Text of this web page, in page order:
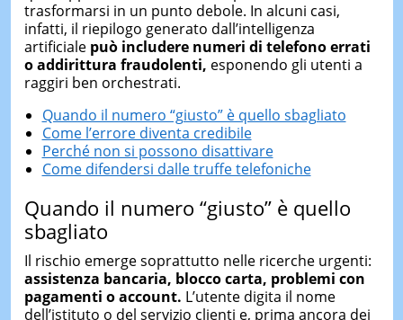
trasformarsi in un punto debole. In alcuni casi,
infatti, il riepilogo generato dall’intelligenza
artificialepuò includere numeri di telefono errati
o addirittura fraudolenti, esponendo gli utenti a
raggiri ben orchestrati.
Quando il numero “giusto” è quello sbagliato
Come l’errore diventa credibile
Perché non si possono disattivare
Come difendersi dalle truffe telefoniche
Quando il numero “giusto” è quello
sbagliato
Il rischio emerge soprattutto nelle ricerche urgenti:
assistenza bancaria, blocco carta, problemi con
pagamenti o account. L’utente digita il nome
dell’istituto o del servizio clienti e, prima ancora dei